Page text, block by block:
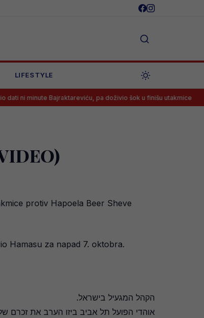
LIFESTYLE
pa doživio šok u finišu utakmice Sarajevo
protiv Hapoela Beer Sheve
Hamasu za napad 7. oktobra.
הקהל המגעיל בישראל.
אוהדי הפועל תל אביב ביזו הערב את זכרם